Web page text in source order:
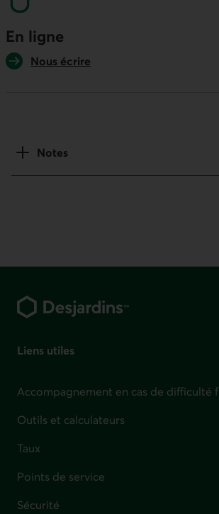
En ligne
Nous écrire
Notes
Liens utiles
Accompagnement en cas de difficulté
Outils et calculateurs
Taux
Points de service
Sécurité